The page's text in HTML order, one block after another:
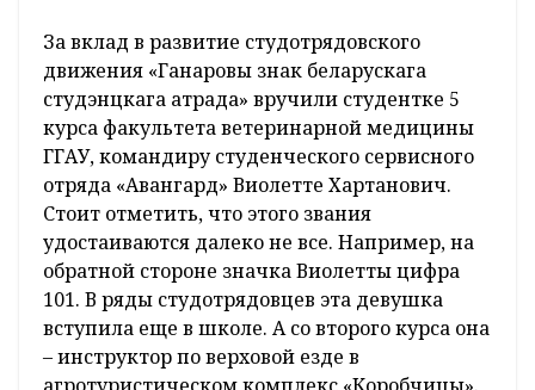
За вклад в развитие студотрядовского
движения «Ганаровы знак беларускага
студэнцкага атрада» вручили студентке 5
курса факультета ветеринарной медицины
ГГАУ, командиру студенческого сервисного
отряда «Авангард» Виолетте Хартанович.
Стоит отметить, что этого звания
удостаиваются далеко не все. Например, на
обратной стороне значка Виолетты цифра
101. В ряды студотрядовцев эта девушка
вступила еще в школе. А со второго курса она
– инструктор по верховой езде в